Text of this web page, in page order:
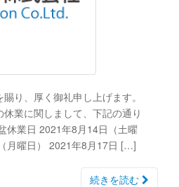
り、厚く御礼申し上げます。
業に関しまして、下記の通り
休業日 2021年8月14日（土曜
月曜日） 2021年8月17日 […]
続きを読む